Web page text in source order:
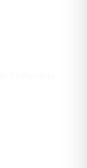
Z łatwością